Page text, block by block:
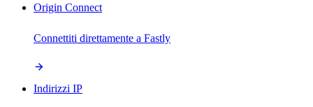
Origin Connect
Connettiti direttamente a Fastly
Indirizzi IP